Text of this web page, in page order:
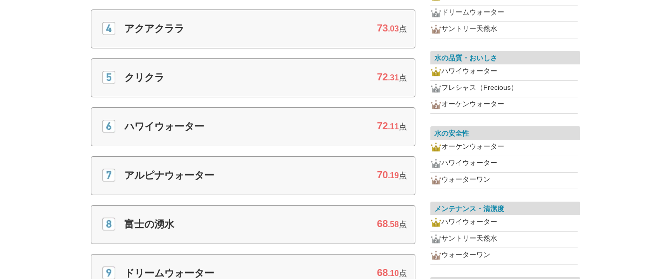
アクアクララ 73.03点
クリクラ 72.31点
ハワイウォーター 72.11点
アルピナウォーター 70.19点
富士の湧水 68.58点
ドリームウォーター 68.10点
ドリームウォーター
サントリー天然水
水の品質・おいしさ
ハワイウォーター
フレシャス（Frecious）
オーケンウォーター
水の安全性
オーケンウォーター
ハワイウォーター
ウォーターワン
メンテナンス・清潔度
ハワイウォーター
サントリー天然水
ウォーターワン